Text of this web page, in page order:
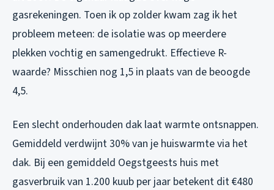
gasrekeningen. Toen ik op zolder kwam zag ik het
probleem meteen: de isolatie was op meerdere
plekken vochtig en samengedrukt. Effectieve R-
waarde? Misschien nog 1,5 in plaats van de beoogde
4,5.
Een slecht onderhouden dak laat warmte ontsnappen.
Gemiddeld verdwijnt 30% van je huiswarmte via het
dak. Bij een gemiddeld Oegstgeests huis met
gasverbruik van 1.200 kuub per jaar betekent dit €480